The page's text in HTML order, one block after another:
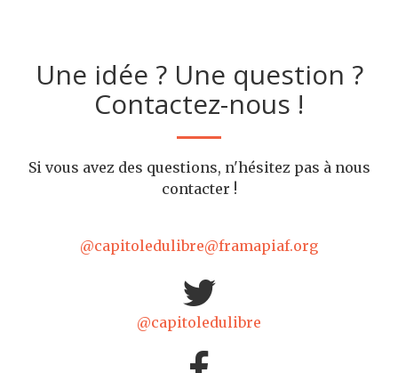
Une idée ? Une question ?
Contactez-nous !
Si vous avez des questions, n'hésitez pas à nous
contacter !
@capitoledulibre@framapiaf.org
@capitoledulibre